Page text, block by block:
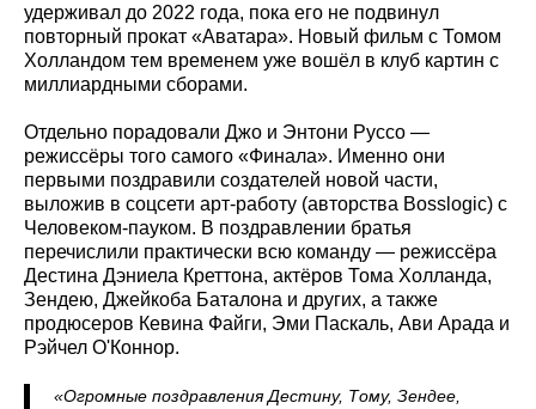
удерживал до 2022 года, пока его не подвинул
повторный прокат «Аватара». Новый фильм с Томом
Холландом тем временем уже вошёл в клуб картин с
миллиардными сборами.
Отдельно порадовали Джо и Энтони Руссо —
режиссёры того самого «Финала». Именно они
первыми поздравили создателей новой части,
выложив в соцсети арт-работу (авторства Bosslogic) с
Человеком-пауком. В поздравлении братья
перечислили практически всю команду — режиссёра
Дестина Дэниела Креттона, актёров Тома Холланда,
Зендею, Джейкоба Баталона и других, а также
продюсеров Кевина Файги, Эми Паскаль, Ави Арада и
Рэйчел О'Коннор.
«Огромные поздравления Дестину, Тому, Зендее,